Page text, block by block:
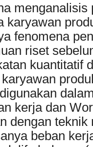
karyawan
fenomena
riset
kuantitatif
kerja dan
dengan
beban